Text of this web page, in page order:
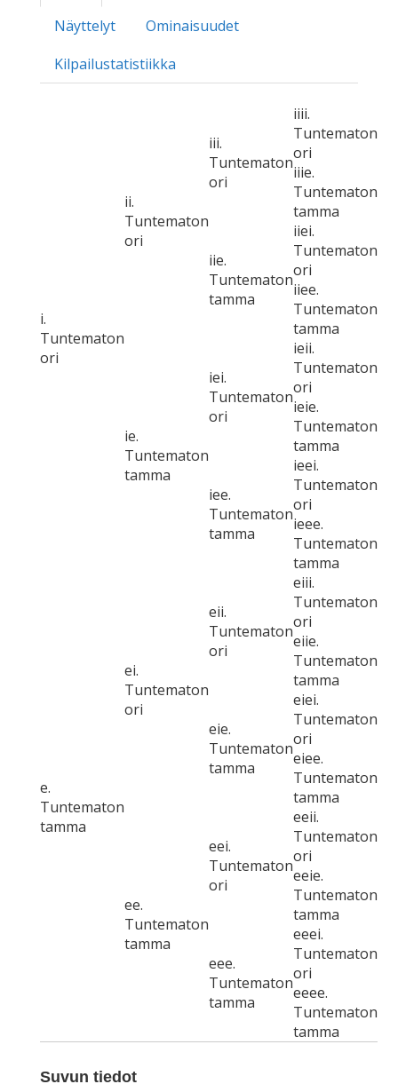
Näyttelyt
Ominaisuudet
Kilpailustatistiikka
i.
Tuntematon
ori
ii.
Tuntematon
ori
iii.
Tuntematon
ori
iiii.
Tuntematon
ori
iiie.
Tuntematon
tamma
iie.
Tuntematon
tamma
iiei.
Tuntematon
ori
iiee.
Tuntematon
tamma
ie.
Tuntematon
tamma
iei.
Tuntematon
ori
ieii.
Tuntematon
ori
ieie.
Tuntematon
tamma
iee.
Tuntematon
tamma
ieei.
Tuntematon
ori
ieee.
Tuntematon
tamma
e.
Tuntematon
tamma
ei.
Tuntematon
ori
eii.
Tuntematon
ori
eiii.
Tuntematon
ori
eiie.
Tuntematon
tamma
eie.
Tuntematon
tamma
eiei.
Tuntematon
ori
eiee.
Tuntematon
tamma
ee.
Tuntematon
tamma
eei.
Tuntematon
ori
eeii.
Tuntematon
ori
eeie.
Tuntematon
tamma
eee.
Tuntematon
tamma
eeei.
Tuntematon
ori
eeee.
Tuntematon
tamma
Suvun tiedot